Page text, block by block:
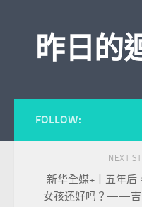
昨日的
FOLLOW:
NEXT
新华全媒+丨五年后
女孩还好吗？——吉